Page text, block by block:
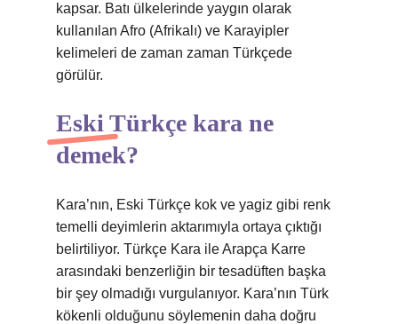
kapsar. Batı ülkelerinde yaygın olarak
kullanılan Afro (Afrikalı) ve Karayipler
kelimeleri de zaman zaman Türkçede
görülür.
Eski Türkçe kara ne
demek?
Kara’nın, Eski Türkçe kok ve yagiz gibi renk
temelli deyimlerin aktarımıyla ortaya çıktığı
belirtiliyor. Türkçe Kara ile Arapça Karre
arasındaki benzerliğin bir tesadüften başka
bir şey olmadığı vurgulanıyor. Kara’nın Türk
kökenli olduğunu söylemenin daha doğru